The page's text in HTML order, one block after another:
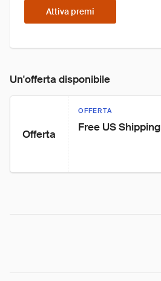
Attiva premi
Un'offerta disponibile
Offerta
OFFERTA
Free US Shipping